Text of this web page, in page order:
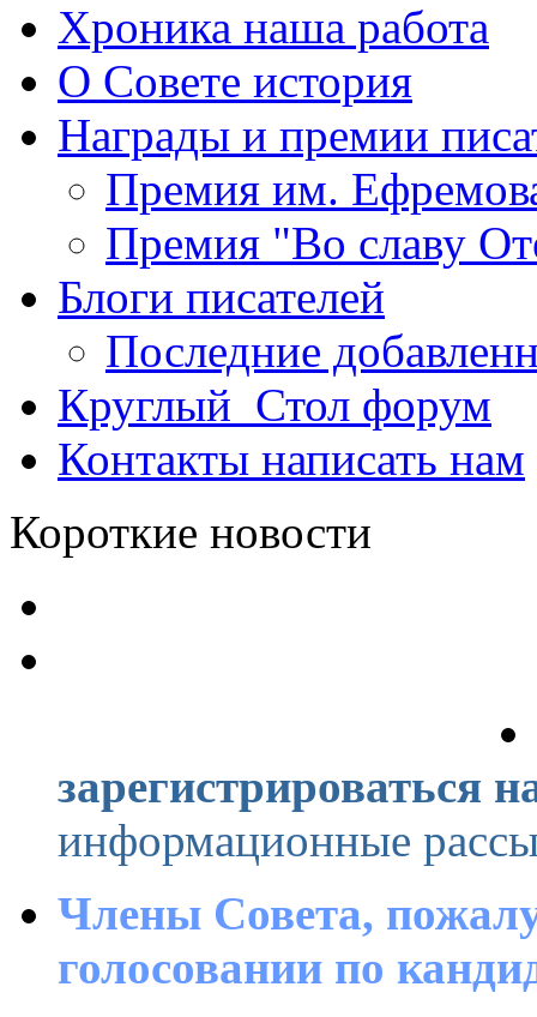
Хроника наша работа
О Совете история
Награды и премии
Премия им.
Премия "Во славу
Блоги писателей
Последние
Круглый_Стол форум
Контакты написать нам
Короткие новости
зарегистрироваться
информационные
Члены Совета,
голосовании по